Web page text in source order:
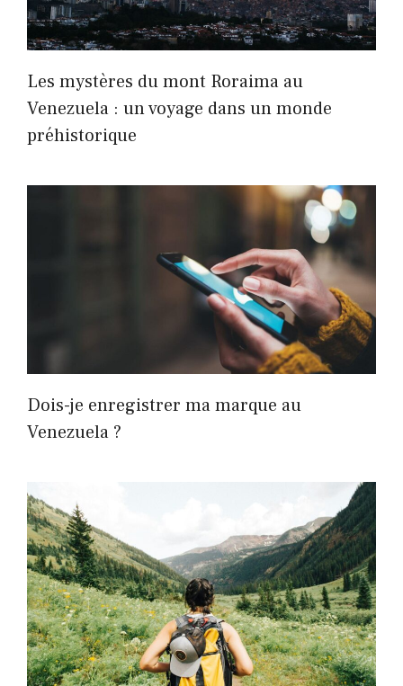
Les mystères du mont Roraima au
Venezuela : un voyage dans un monde
préhistorique
Dois-je enregistrer ma marque au
Venezuela ?